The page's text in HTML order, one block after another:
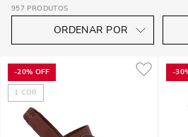
957 PRODUTOS
-20% OFF
1 COR
-